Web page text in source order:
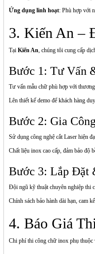
Ứng dụng linh hoạt: Phù hợp với
3. Kiến An –
Tại Kiến An , chúng tôi cung cấp
Bước 1: Tư Vấn
Tư vấn mẫu chữ phù hợp với thương
Lên thiết kế demo để khách hàng
Bước 2: Gia
Sử dụng công nghệ cắt Laser hiện
Chất liệu inox cao cấp, đảm bảo độ
Bước 3: Lắp Đặt
Đội ngũ kỹ thuật chuyên nghiệp thi
Chính sách bảo hành dài hạn, cam
4. Báo Giá
Chi phí thi công chữ inox phụ thuộc